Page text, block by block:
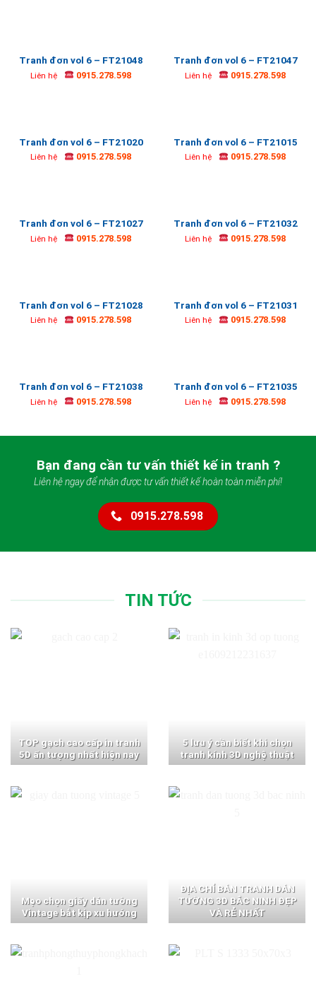
Tranh đơn vol 6 – FT21048
Liên hệ 0915.278.598
Tranh đơn vol 6 – FT21047
Liên hệ 0915.278.598
Tranh đơn vol 6 – FT21020
Liên hệ 0915.278.598
Tranh đơn vol 6 – FT21015
Liên hệ 0915.278.598
Tranh đơn vol 6 – FT21027
Liên hệ 0915.278.598
Tranh đơn vol 6 – FT21032
Liên hệ 0915.278.598
Tranh đơn vol 6 – FT21028
Liên hệ 0915.278.598
Tranh đơn vol 6 – FT21031
Liên hệ 0915.278.598
Tranh đơn vol 6 – FT21038
Liên hệ 0915.278.598
Tranh đơn vol 6 – FT21035
Liên hệ 0915.278.598
Bạn đang cần tư vấn thiết kế in tranh ?
Liên hệ ngay để nhận được tư vấn thiết kế hoàn toàn miễn phí!
0915.278.598
TIN TỨC
TOP gạch cao cấp in tranh
5D ấn tượng nhất hiện nay
5 lưu ý cần biết khi chọn
tranh kính 3D nghệ thuật
Mẹo chọn giấy dán tường
Vintage bắt kịp xu hướng
ĐỊA CHỈ BÁN TRANH DÁN
TƯỜNG 3D BẮC NINH ĐẸP
VÀ RẺ NHẤT